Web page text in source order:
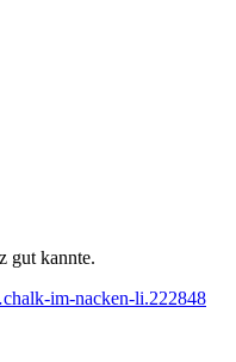
gut kannte.
im-nacken-li.222848